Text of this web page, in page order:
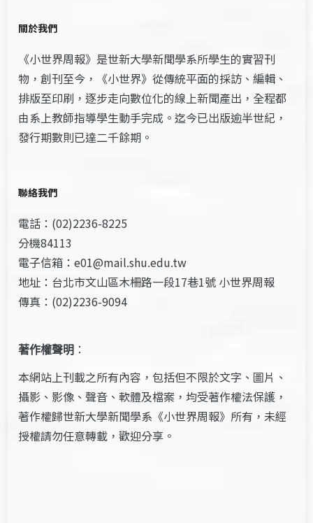
關於我們
《小世界周報》是世新大學新聞學系所學生的實習刊
物，創刊至今，《小世界》從傳統平面的採訪、編輯、
排版至印刷，逐步走向數位化的線上新聞產出，全程都
由系上教師指導學生動手完成。迄今已出版逾半世紀，
發行期數則已達二千餘期。
聯絡我們
電話：(02)2236-8225
分機84113
電子信箱：e01@mail.shu.edu.tw
地址：台北市文山區木柵路一段17巷1號 小世界周報
傳真：(02)2236-9094
著作權聲明 ：
本網站上刊載之所有內容，包括但不限於文字、圖片、
攝影、影像、聲音、軟體及檔案，均受著作權法保護，
著作權歸世新大學新聞學系《小世界周報》所有，未經
授權請勿任意轉載，歡迎分享。